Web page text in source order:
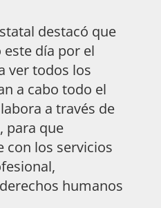
destacó que
día por el
ver todos los
a cabo todo el
a través de
para que
con los servicios
humanos